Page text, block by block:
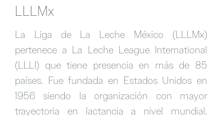
LLLMx
La Liga de La Leche México (LLLMx)
pertenece a La Leche League International
(LLLI) que tiene presencia en más de 85
países. Fue fundada en Estados Unidos en
1956 siendo la organización con mayor
trayectoria en lactancia a nivel mundial.